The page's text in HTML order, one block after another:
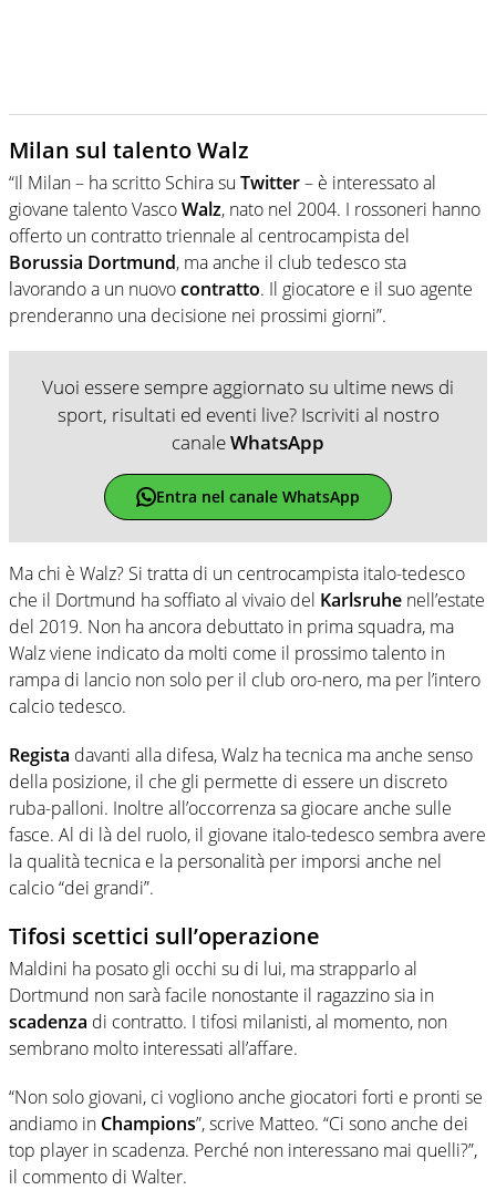
Milan sul talento Walz
“Il Milan – ha scritto Schira su Twitter– è interessato al
giovane talento VascoWalz, nato nel 2004. I rossoneri hanno
offerto un contratto triennale al centrocampista del
Borussia Dortmund, ma anche il club tedesco sta
lavorando a un nuovocontratto. Il giocatore e il suo agente
prenderanno una decisione nei prossimi giorni”.
Vuoi essere sempre aggiornato su ultime news di
sport, risultati ed eventi live? Iscriviti al nostro
canaleWhatsApp
Entra nel canale WhatsApp
Ma chi è Walz? Si tratta di un centrocampista italo-tedesco
che il Dortmund ha soffiato al vivaio del Karlsruhe nell’estate
del 2019. Non ha ancora debuttato in prima squadra, ma
Walz viene indicato da molti come il prossimo talento in
rampa di lancio non solo per il club oro-nero, ma per l’intero
calcio tedesco.
Regista davanti alla difesa, Walz ha tecnica ma anche senso
della posizione, il che gli permette di essere un discreto
ruba-palloni. Inoltre all’occorrenza sa giocare anche sulle
fasce. Al di là del ruolo, il giovane italo-tedesco sembra avere
la qualità tecnica e la personalità per imporsi anche nel
calcio “dei grandi”.
Tifosi scettici sull’operazione
Maldini ha posato gli occhi su di lui, ma strapparlo al
Dortmund non sarà facile nonostante il ragazzino sia in
scadenza di contratto. I tifosi milanisti, al momento, non
sembrano molto interessati all’affare.
“Non solo giovani, ci vogliono anche giocatori forti e pronti se
andiamo in Champions”, scrive Matteo. “Ci sono anche dei
top player in scadenza. Perché non interessano mai quelli?”,
il commento di Walter.